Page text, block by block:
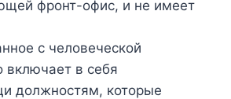
фронт-офис, и не имеет
с человеческой
включает в себя
должностям, которые